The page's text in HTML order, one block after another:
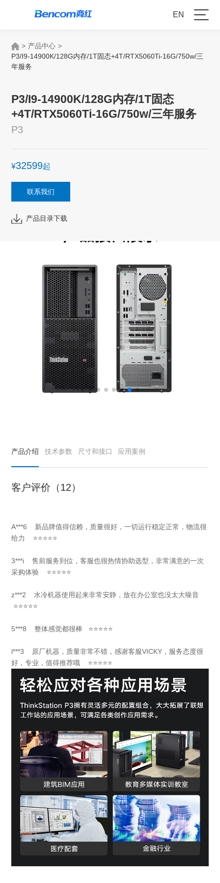
EN
> 产品中心 >
P3/I9-14900K/128G内存/1T固态+4T/RTX5060Ti-16G/750w/三
年服务
P3/I9-14900K/128G内存/1T固态
+4T/RTX5060Ti-16G/750w/三年服务
P3
¥32599起
联系我们
产品目录下载
产品介绍 技术参数 尺寸和接口 应用案例
客户评价（12）
A***6 新品牌值得信赖，质量很好，一切运行稳定正常，物流很
给力 ⭐⭐⭐⭐⭐
3***i 售前服务到位，客服也很热情协助选型，非常满意的一次
采购体验 ⭐⭐⭐⭐⭐
z***2 水冷机器使用起来非常安静，放在办公室也没太大噪音
⭐⭐⭐⭐⭐
5***8 整体感觉都很棒 ⭐⭐⭐⭐⭐
l***3 原厂机器，质量非常不错，感谢客服VICKY，服务态度很
好，专业，值得推荐哦 ⭐⭐⭐⭐⭐